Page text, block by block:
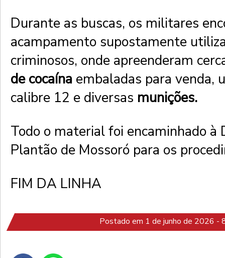
Durante as buscas, os militares
acampamento supostamente
criminosos, onde apreenderam
de cocaína embaladas para venda,
calibre 12 e diversas munições.
Todo o material foi encaminhado à
Plantão de Mossoró para os
FIM DA LINHA
Postado em 1 de junho de 2026 -